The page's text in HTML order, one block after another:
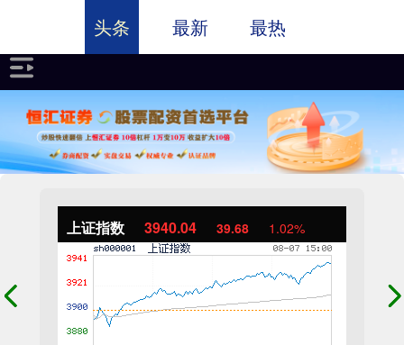
上证指数 3940.04 39.68 1.02%
头条 最新 最热